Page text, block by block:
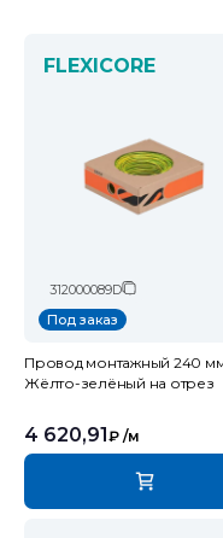
FLEXICORE
312000089D
Под заказ
Провод монтажный 240
Жёлто-зелёный на отрез
4 620,91 ₽ /м